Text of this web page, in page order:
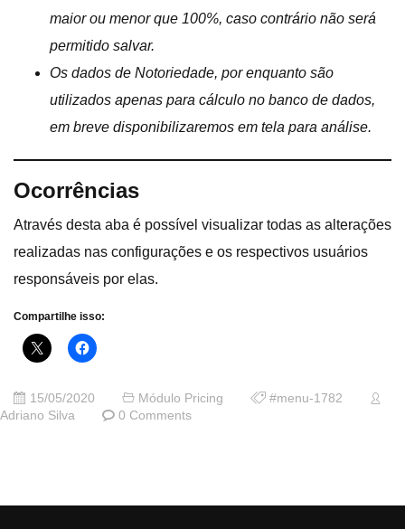
maior ou menor que 100%, caso contrário não será
permitido salvar.
Os dados de Notoriedade, por enquanto são
utilizados apenas para cálculo no banco de dados,
em breve disponibilizaremos em tela para análise.
Ocorrências
Através desta aba é possível visualizar todas as alterações
realizadas nas configurações e os respectivos usuários
responsáveis por elas.
Compartilhe isso:
15/05/2020 Módulo Pricing
#menu-1782
Adriano Silva
0 Comments